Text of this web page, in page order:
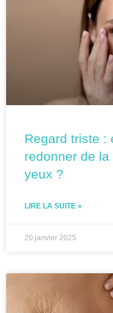
Regard triste :
redonner de
yeux ?
LIRE LA SUITE »
20 janvier 2025